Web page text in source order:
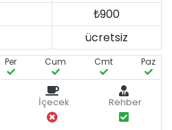
₺900
ücretsiz
Per Cum Cmt Paz
İçecek Rehber